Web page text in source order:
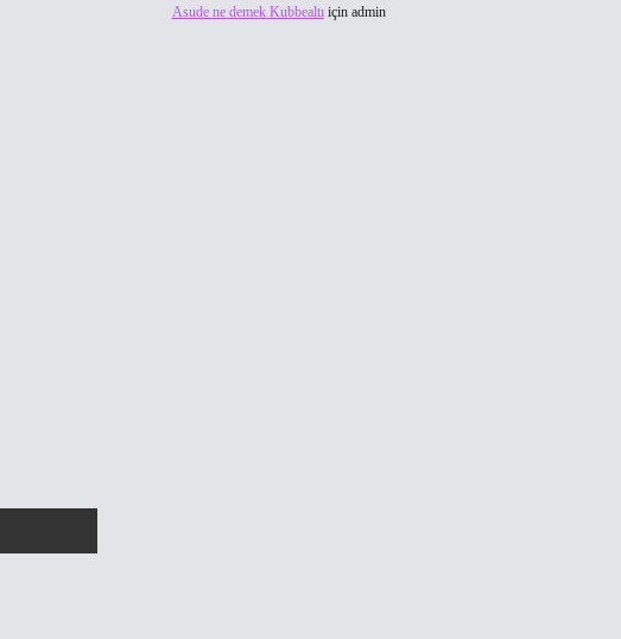
Asude ne demek Kubbealtıiçin admin